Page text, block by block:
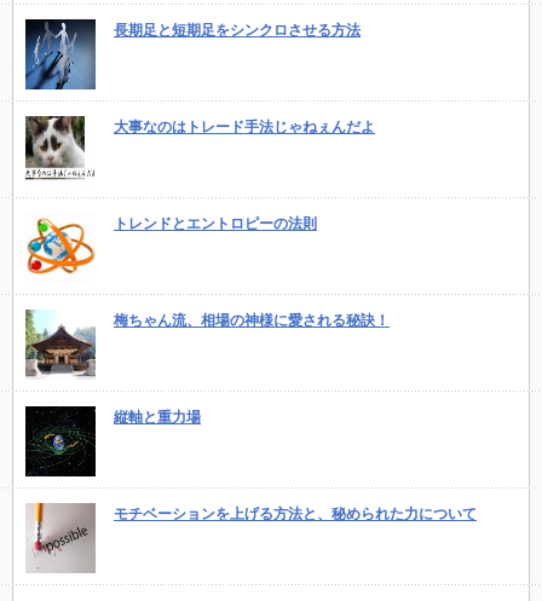
長期足と短期足をシンクロさせる方法
大事なのはトレード手法じゃねぇんだよ
トレンドとエントロピーの法則
梅ちゃん流、相場の神様に愛される秘訣！
縦軸と重力場
モチベーションを上げる方法と、秘められた力について